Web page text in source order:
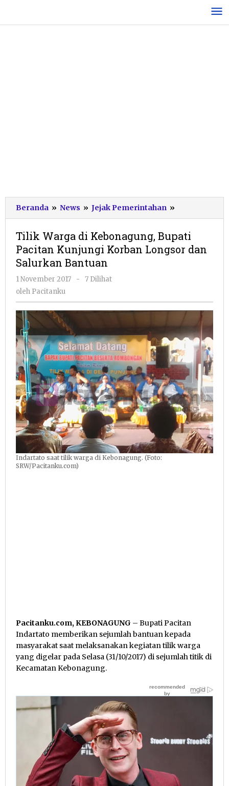
konten
Beranda » News » Jejak Pemerintahan »
Warga
Kebonagung,
Bupati
dan
Salurkan
Bantuan
Tilik Warga di Kebonagung, Bupati
Pacitan Kunjungi Korban Longsor dan
Salurkan Bantuan
1 November 2017
oleh
-
7 Dilihat
oleh Pacitanku
Indartato saat tilik warga di Kebonagung. (Foto:
SRW/Pacitanku.com)
Pacitanku.com, KEBONAGUNG – Bupati Pacitan
Indartato memberikan sejumlah bantuan kepada
masyarakat saat melaksanakan kegiatan tilik warga
yang digelar pada Selasa (31/10/2017) di sejumlah titik di
Kecamatan Kebonagung.